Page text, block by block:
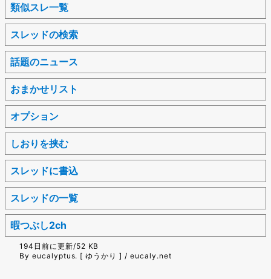
類似スレ一覧
スレッドの検索
話題のニュース
おまかせリスト
オプション
しおりを挟む
スレッドに書込
スレッドの一覧
暇つぶし2ch
194日前に更新/52 KB
By eucalyptus. [ ゆうかり ] / eucaly.net